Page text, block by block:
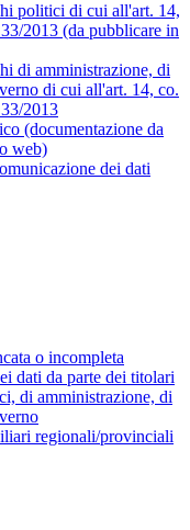
politici di cui all'art. 14,
2013 (da pubblicare in
di amministrazione, di
di cui all'art. 14, co.
2013
(documentazione da
web)
dei dati
o incompleta
dati da parte dei titolari
di amministrazione, di
regionali/provinciali